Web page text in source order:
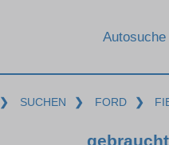
Autosuche
❯ SUCHEN ❯ FORD ❯